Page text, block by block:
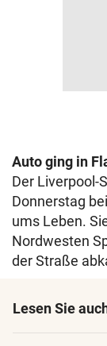
Auto ging in
Der Liverpool-
Donnerstag
ums Leben.
Nordwesten
der Straße
Lesen Sie